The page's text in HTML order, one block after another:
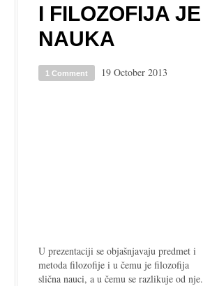
I FILOZOFIJA JE
NAUKA
1 Comment 19 October 2013
U prezentaciji se objašnjavaju predmet i
metoda filozofije i u čemu je filozofija
slična nauci, a u čemu se razlikuje od nje.